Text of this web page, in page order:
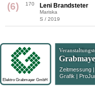
(6) 170 Leni Brandsteter
Mariska
S / 2019